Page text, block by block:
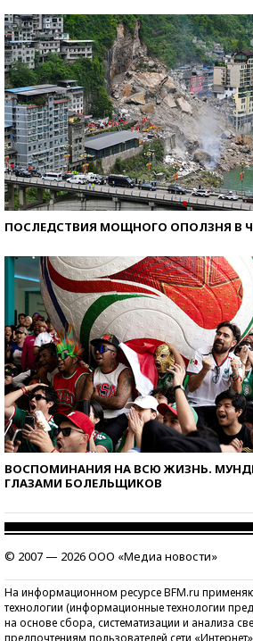
ПОСЛЕДСТВИЯ МОЩНОГО ОПОЛЗНЯ В
ВОСПОМИНАНИЯ НА ВСЮ ЖИЗНЬ.
ГЛАЗАМИ БОЛЕЛЬЩИКОВ
© 2007 — 2026 ООО «Медиа новости»
На информационном ресурсе BFM.ru
технологии (информационные технологии
на основе сбора, систематизации и анализа
предпочтениям пользователей сети